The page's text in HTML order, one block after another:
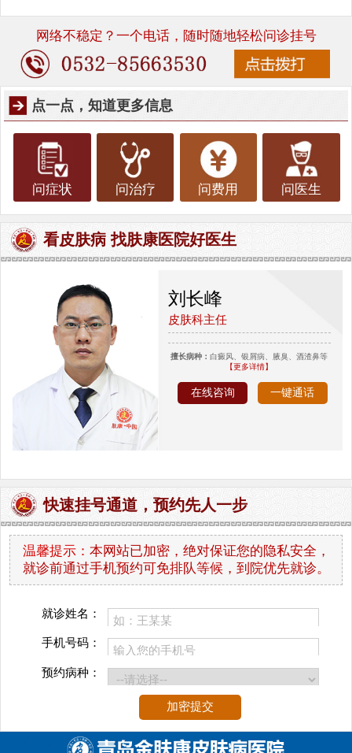
网络不稳定？一个电话，随时随地轻松问诊挂号
点一点，知道更多信息
问症状 问治疗 问费用 问医生
看皮肤病 找肤康医院好医生
刘长峰
皮肤科主任
擅长病种：白癜风、银屑病、腋臭、酒渣鼻等
【更多详情】
在线咨询 一键通话
快速挂号通道，预约先人一步
温馨提示： 本网站已加密，绝对保证您的隐私安全，
就诊前通过手机预约可免排队等候，到院优先就诊。
就诊姓名：
手机号码：
预约病种：